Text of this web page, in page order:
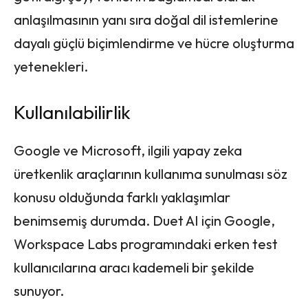
anlaşılmasının yanı sıra doğal dil istemlerine
dayalı güçlü biçimlendirme ve hücre oluşturma
yetenekleri.
Kullanılabilirlik
Google ve Microsoft, ilgili yapay zeka
üretkenlik araçlarının kullanıma sunulması söz
konusu olduğunda farklı yaklaşımlar
benimsemiş durumda. Duet AI için Google,
Workspace Labs programındaki erken test
kullanıcılarına aracı kademeli bir şekilde
sunuyor.